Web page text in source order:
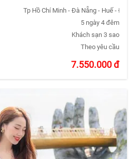
Tp Hồ Chí Minh - Đà Nẵng - Huế -
5 ngày 4 đêm
Khách sạn 3 sao
Theo yêu cầu
7.550.000đ